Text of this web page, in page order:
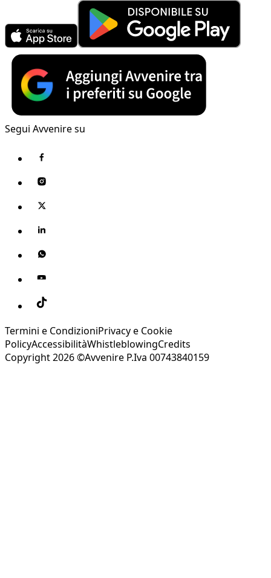
Segui Avvenire su
Termini e CondizioniPrivacy e Cookie
PolicyAccessibilitàWhistleblowingCredits
Copyright 2026 ©Avvenire P.Iva 00743840159